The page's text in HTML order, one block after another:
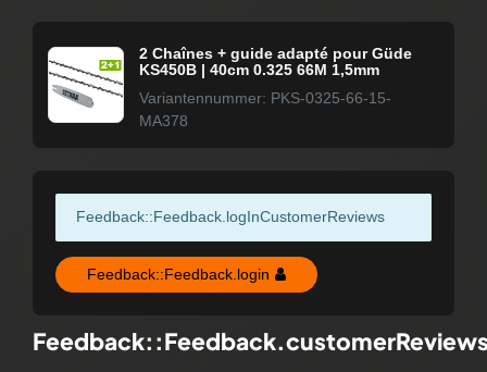
2 Chaînes + guide adapté pour Güde
KS450B | 40cm 0.325 66M 1,5mm
Variantennummer: PKS-0325-66-15-
MA378
Feedback::Feedback.logInCustomerReviews
Feedback::Feedback.login